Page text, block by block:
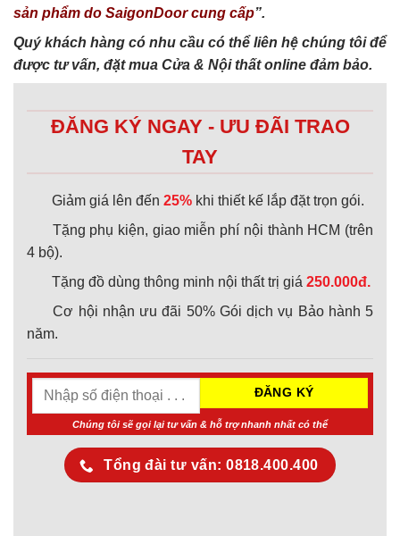
sản phẩm do SaigonDoor cung cấp”.
Quý khách hàng có nhu cầu có thể liên hệ chúng tôi để
được tư vấn, đặt mua Cửa & Nội thất online đảm bảo.
ĐĂNG KÝ NGAY - ƯU ĐÃI TRAO
TAY
Giảm giá lên đến 25% khi thiết kế lắp đặt trọn gói.
Tặng phụ kiện, giao miễn phí nội thành HCM (trên
4 bộ).
Tặng đồ dùng thông minh nội thất trị giá 250.000đ.
Cơ hội nhận ưu đãi 50% Gói dịch vụ Bảo hành 5
năm.
Chúng tôi sẽ gọi lại tư vấn & hỗ trợ nhanh nhất có thể
Tổng đài tư vấn: 0818.400.400